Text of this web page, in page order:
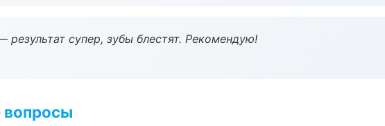
результат супер, зубы блестят. Рекомендую!
вопросы